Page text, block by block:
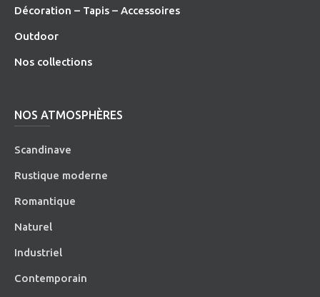
Décoration – Tapis – Accessoires
Outdoor
Nos collections
NOS ATMOSPHÈRES
Scandinave
Rustique moderne
Romantique
Naturel
Industriel
Contemporain